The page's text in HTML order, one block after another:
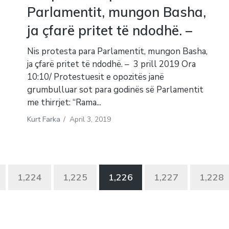
Parlamentit, mungon Basha,
ja çfarë pritet të ndodhë. –
Nis protesta para Parlamentit, mungon Basha,
ja çfarë pritet të ndodhë. – 3 prill 2019 Ora
10:10/ Protestuesit e opozitës janë
grumbulluar sot para godinës së Parlamentit
me thirrjet: “Rama...
Kurt Farka / April 3, 2019
1,224 1,225 1,226 1,227 1,228